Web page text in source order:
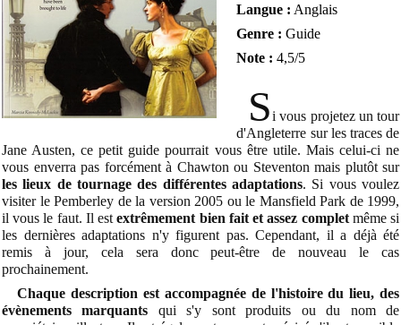
Langue : Anglais
Genre :Guide
Note : 4,5/5
Si vous projetez un tour
d'Angleterre sur les traces de
Jane Austen, ce petit guide pourrait vous être utile. Mais celui-ci ne
vous enverra pas forcément à Chawton ou Steventon mais plutôt sur
les lieux de tournage des différentes adaptations. Si vous voulez
visiter le Pemberley de la version 2005 ou le Mansfield Park de 1999,
il vous le faut. Il estextrêmement bien fait et assez completmême si
les dernières adaptations n'y figurent pas. Cependant, il a déjà été
remis à jour, cela sera donc peut-être de nouveau le cas
prochainement.
Chaque description est accompagnée de l'histoire du lieu, des
évènements marquants qui s'y sont produits ou du nom de